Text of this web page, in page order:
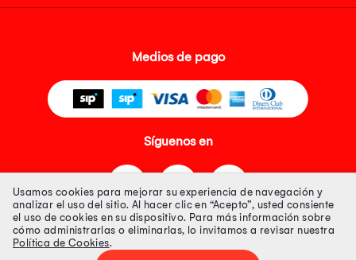
Medios de pago
Síguenos en
Tienda 100% Segura
Usamos cookies para mejorar su experiencia de navegación y
analizar el uso del sitio. Al hacer clic en “Acepto”, usted consiente
el uso de cookies en su dispositivo. Para más información sobre
cómo administrarlas o eliminarlas, lo invitamos a revisar nuestra
Política de Cookies.